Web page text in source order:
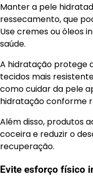
Manter a pele
ressecamento, que
Use cremes ou óleos
saúde.
A hidratação protege
tecidos mais
como cuidar da pele
hidratação conforme
Além disso, produtos
coceira e reduzir o
recuperação.
Evite esforço físico